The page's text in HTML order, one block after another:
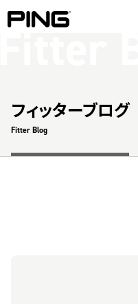
フィッターブログ
Fitter Blog